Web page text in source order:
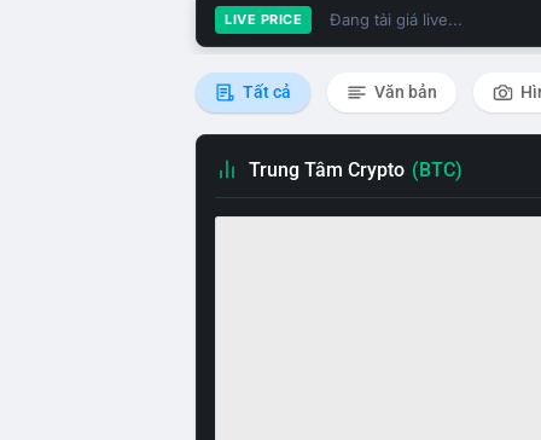
LIVE PRICE Đang tải giá live...
Tất cả Văn bản
Trung Tâm Crypto (BTC)